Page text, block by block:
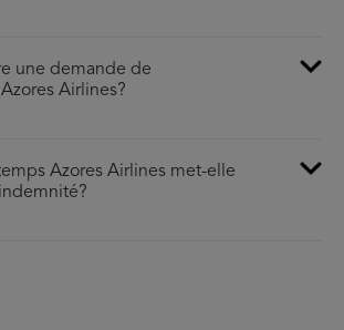
une demande de
Airlines?
Azores Airlines met-elle